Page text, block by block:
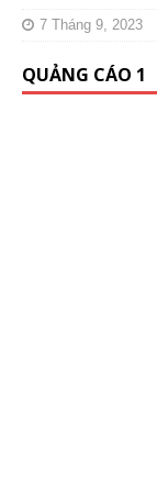
7 Tháng 9, 2023
QUẢNG CÁO 1